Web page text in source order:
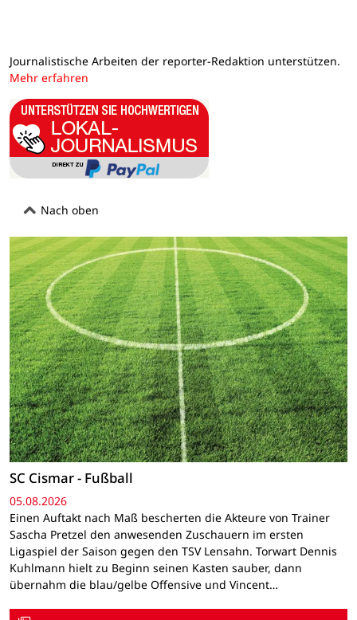
Journalistische Arbeiten der reporter-Redaktion unterstützen.
Mehr erfahren
Nach oben
SC Cismar - Fußball
05.08.2026
Einen Auftakt nach Maß bescherten die Akteure von Trainer
Sascha Pretzel den anwesenden Zuschauern im ersten
Ligaspiel der Saison gegen den TSV Lensahn. Torwart Dennis
Kuhlmann hielt zu Beginn seinen Kasten sauber, dann
übernahm die blau/gelbe Offensive und Vincent…